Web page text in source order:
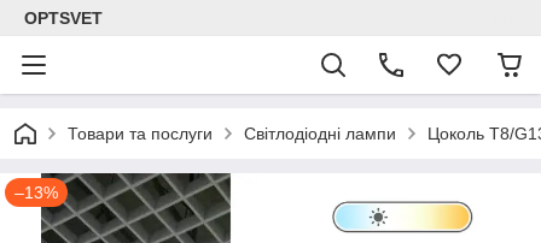
OPTSVET
Товари та послуги Світлодіодні лампи Цоколь T8/
–13%